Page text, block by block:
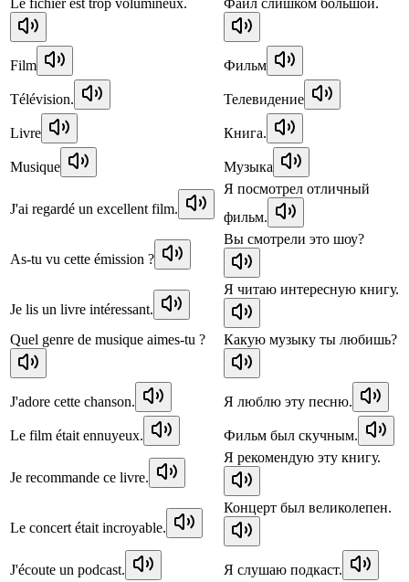
Film Фильм
Télévision. Телевидение
Livre Книга.
Musique Музыка
J'ai regardé un excellent film.
Я посмотрел отличный
фильм.
As-tu vu cette émission ?
Вы смотрели это шоу?
Je lis un livre intéressant.
Я читаю интересную книгу.
Quel genre de musique aimes-tu ? Какую музыку ты любишь?
J'adore cette chanson. Я люблю эту песню.
Le film était ennuyeux. Фильм был скучным.
Je recommande ce livre.
Я рекомендую эту книгу.
Le concert était incroyable.
Концерт был великолепен.
J'écoute un podcast.
Я слушаю подкаст.